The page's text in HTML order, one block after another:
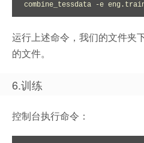
combine_tessdata -e
运行上述命令，我们的文件夹
的文件。
6.训练
控制台执行命令：